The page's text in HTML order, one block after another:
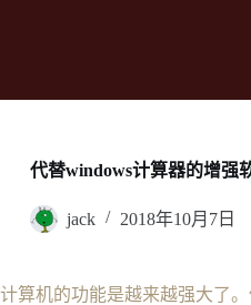
代替windows计算器的增强
jack 2018年10月7日
计算机的功能是越来越强大了